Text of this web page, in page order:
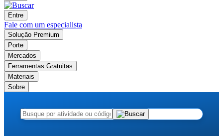
Entre
Fale com um especialista
Solução Premium
Porte
Mercados
Ferramentas Gratuitas
Materiais
Sobre